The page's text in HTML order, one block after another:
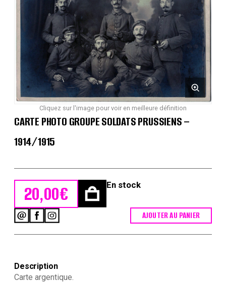
Cliquez sur l'image pour voir en meilleure définition
CARTE PHOTO GROUPE SOLDATS PRUSSIENS –
1914/1915
20,00€ En stock
Prussiens
AJOUTER AU PANIER
Description
Carte argentique.